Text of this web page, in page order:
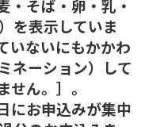
・そば・卵・乳・
を表示していま
いないにもかかわ
ネーション）して
せん。］。
にお申込みが集中